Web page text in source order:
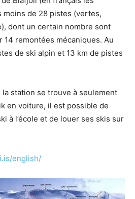
moins de 28 pistes (vertes,
dont un certain nombre sont
14 remontées mécaniques. Au
de ski alpin et 13 km de pistes
station se trouve à seulement
en voiture, il est possible de
à l’école et de louer ses skis sur
english/